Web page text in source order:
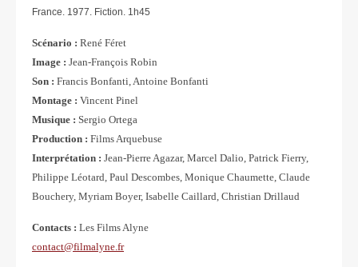
France. 1977. Fiction. 1h45
Scénario : René Féret
Image : Jean-François Robin
Son : Francis Bonfanti, Antoine Bonfanti
Montage : Vincent Pinel
Musique : Sergio Ortega
Production : Films Arquebuse
Interprétation : Jean-Pierre Agazar, Marcel Dalio, Patrick Fierry,
Philippe Léotard, Paul Descombes, Monique Chaumette, Claude
Bouchery, Myriam Boyer, Isabelle Caillard, Christian Drillaud
Contacts : Les Films Alyne
contact@filmalyne.fr